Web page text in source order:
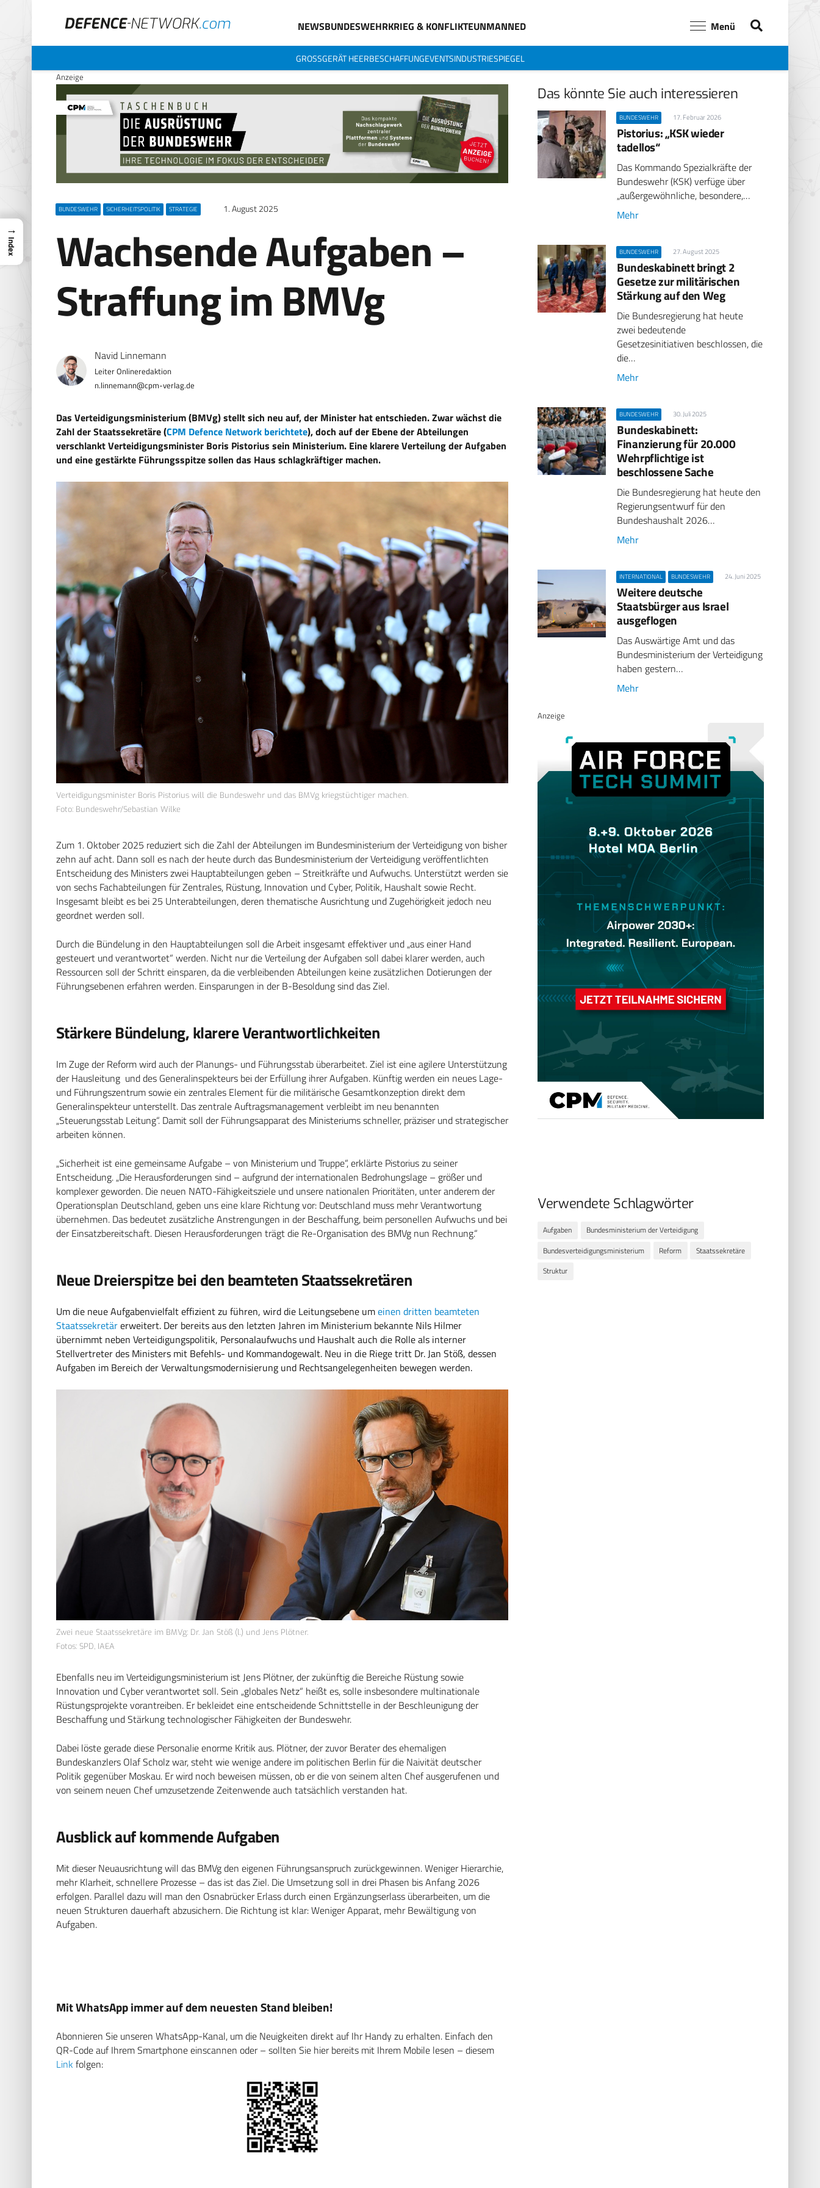
NEWSBUNDESWEHRKRIEG & KONFLIKTEUNMANNED Menü
GROSSGERÄT HEERBESCHAFFUNGEVENTSINDUSTRIESPIEGEL
Anzeige
BUNDESWEHR SICHERHEITSPOLITIK STRATEGIE 1. August 2025
Wachsende Aufgaben –
Straffung im BMVg
Navid Linnemann
Leiter Onlineredaktion
n.linnemann@cpm-verlag.de
Das Verteidigungsministerium (BMVg) stellt sich neu auf, der Minister hat entschieden. Zwar wächst die
Zahl der Staatssekretäre (CPM Defence Network berichtete), doch auf der Ebene der Abteilungen
verschlankt Verteidigungsminister Boris Pistorius sein Ministerium. Eine klarere Verteilung der Aufgaben
und eine gestärkte Führungsspitze sollen das Haus schlagkräftiger machen.
Verteidigungsminister Boris Pistorius will die Bundeswehr und das BMVg kriegstüchtiger machen.
Foto: Bundeswehr/Sebastian Wilke
Zum 1. Oktober 2025 reduziert sich die Zahl der Abteilungen im Bundesministerium der Verteidigung von bisher
zehn auf acht. Dann soll es nach der heute durch das Bundesministerium der Verteidigung veröffentlichten
Entscheidung des Ministers zwei Hauptabteilungen geben – Streitkräfte und Aufwuchs. Unterstützt werden sie
von sechs Fachabteilungen für Zentrales, Rüstung, Innovation und Cyber, Politik, Haushalt sowie Recht.
Insgesamt bleibt es bei 25 Unterabteilungen, deren thematische Ausrichtung und Zugehörigkeit jedoch neu
geordnet werden soll.
Durch die Bündelung in den Hauptabteilungen soll die Arbeit insgesamt effektiver und „aus einer Hand
gesteuert und verantwortet“ werden. Nicht nur die Verteilung der Aufgaben soll dabei klarer werden, auch
Ressourcen soll der Schritt einsparen, da die verbleibenden Abteilungen keine zusätzlichen Dotierungen der
Führungsebenen erfahren werden. Einsparungen in der B-Besoldung sind das Ziel.
Stärkere Bündelung, klarere Verantwortlichkeiten
Im Zuge der Reform wird auch der Planungs- und Führungsstab überarbeitet. Ziel ist eine agilere Unterstützung
der Hausleitung und des Generalinspekteurs bei der Erfüllung ihrer Aufgaben. Künftig werden ein neues Lage-
und Führungszentrum sowie ein zentrales Element für die militärische Gesamtkonzeption direkt dem
Generalinspekteur unterstellt. Das zentrale Auftragsmanagement verbleibt im neu benannten
„Steuerungsstab Leitung“. Damit soll der Führungsapparat des Ministeriums schneller, präziser und strategischer
arbeiten können.
„Sicherheit ist eine gemeinsame Aufgabe – von Ministerium und Truppe“, erklärte Pistorius zu seiner
Entscheidung. „Die Herausforderungen sind – aufgrund der internationalen Bedrohungslage – größer und
komplexer geworden. Die neuen NATO-Fähigkeitsziele und unsere nationalen Prioritäten, unter anderem der
Operationsplan Deutschland, geben uns eine klare Richtung vor: Deutschland muss mehr Verantwortung
übernehmen. Das bedeutet zusätzliche Anstrengungen in der Beschaffung, beim personellen Aufwuchs und bei
der Einsatzbereitschaft. Diesen Herausforderungen trägt die Re-Organisation des BMVg nun Rechnung.“
Neue Dreierspitze bei den beamteten Staatssekretären
Um die neue Aufgabenvielfalt effizient zu führen, wird die Leitungsebene umeinen dritten beamteten
Staatssekretärerweitert. Der bereits aus den letzten Jahren im Ministerium bekannte Nils Hilmer
übernimmt neben Verteidigungspolitik, Personalaufwuchs und Haushalt auch die Rolle als interner
Stellvertreter des Ministers mit Befehls- und Kommandogewalt. Neu in die Riege tritt Dr. Jan Stöß, dessen
Aufgaben im Bereich der Verwaltungsmodernisierung und Rechtsangelegenheiten bewegen werden.
Zwei neue Staatssekretäre im BMVg: Dr. Jan Stöß (l.) und Jens Plötner.
Fotos: SPD, IAEA
Ebenfalls neu im Verteidigungsministerium ist Jens Plötner, der zukünftig die Bereiche Rüstung sowie
Innovation und Cyber verantwortet soll. Sein „globales Netz“ heißt es, solle insbesondere multinationale
Rüstungsprojekte vorantreiben. Er bekleidet eine entscheidende Schnittstelle in der Beschleunigung der
Beschaffung und Stärkung technologischer Fähigkeiten der Bundeswehr.
Dabei löste gerade diese Personalie enorme Kritik aus. Plötner, der zuvor Berater des ehemaligen
Bundeskanzlers Olaf Scholz war, steht wie wenige andere im politischen Berlin für die Naivität deutscher
Politik gegenüber Moskau. Er wird noch beweisen müssen, ob er die von seinem alten Chef ausgerufenen und
von seinem neuen Chef umzusetzende Zeitenwende auch tatsächlich verstanden hat.
Ausblick auf kommende Aufgaben
Mit dieser Neuausrichtung will das BMVg den eigenen Führungsanspruch zurückgewinnen. Weniger Hierarchie,
mehr Klarheit, schnellere Prozesse – das ist das Ziel. Die Umsetzung soll in drei Phasen bis Anfang 2026
erfolgen. Parallel dazu will man den Osnabrücker Erlass durch einen Ergänzungserlass überarbeiten, um die
neuen Strukturen dauerhaft abzusichern. Die Richtung ist klar: Weniger Apparat, mehr Bewältigung von
Aufgaben.
Mit WhatsApp immer auf dem neuesten Stand bleiben!
Abonnieren Sie unseren WhatsApp-Kanal, um die Neuigkeiten direkt auf Ihr Handy zu erhalten. Einfach den
QR-Code auf Ihrem Smartphone einscannen oder – sollten Sie hier bereits mit Ihrem Mobile lesen – diesem
Link folgen:
Das könnte Sie auch interessieren
BUNDESWEHR 17. Februar 2026
Pistorius: „KSK wieder
tadellos“
Das Kommando Spezialkräfte der
Bundeswehr (KSK) verfüge über
„außergewöhnliche, besondere,…
Mehr
BUNDESWEHR 27. August 2025
Bundeskabinett bringt 2
Gesetze zur militärischen
Stärkung auf den Weg
Die Bundesregierung hat heute
zwei bedeutende
Gesetzesinitiativen beschlossen, die
die…
Mehr
BUNDESWEHR 30. Juli 2025
Bundeskabinett:
Finanzierung für 20.000
Wehrpflichtige ist
beschlossene Sache
Die Bundesregierung hat heute den
Regierungsentwurf für den
Bundeshaushalt 2026…
Mehr
INTERNATIONAL BUNDESWEHR 24. Juni 2025
Weitere deutsche
Staatsbürger aus Israel
ausgeflogen
Das Auswärtige Amt und das
Bundesministerium der Verteidigung
haben gestern…
Mehr
Anzeige
Verwendete Schlagwörter
Aufgaben
Bundesministerium der Verteidigung
Bundesverteidigungsministerium
Reform
Staatssekretäre
Struktur
→
Index